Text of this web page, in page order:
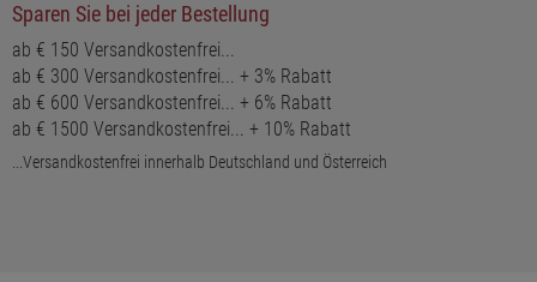
Sparen Sie bei jeder Bestellung
ab € 150 Versandkostenfrei...
ab € 300 Versandkostenfrei... + 3% Rabatt
ab € 600 Versandkostenfrei... + 6% Rabatt
ab € 1500 Versandkostenfrei... + 10% Rabatt
...Versandkostenfrei innerhalb Deutschland und Österreich